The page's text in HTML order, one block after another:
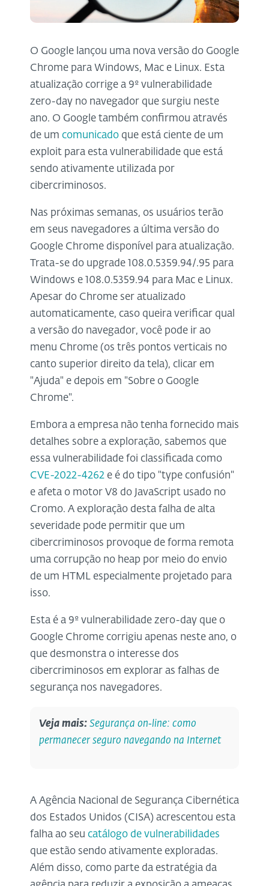
O Google lançou uma nova versão do Google
Chrome para Windows, Mac e Linux. Esta
atualização corrige a 9º vulnerabilidade
zero-day no navegador que surgiu neste
ano. O Google também confirmou através
de um comunicado que está ciente de um
exploit para esta vulnerabilidade que está
sendo ativamente utilizada por
cibercriminosos.
Nas próximas semanas, os usuários terão
em seus navegadores a última versão do
Google Chrome disponível para atualização.
Trata-se do upgrade 108.0.5359.94/.95 para
Windows e 108.0.5359.94 para Mac e Linux.
Apesar do Chrome ser atualizado
automaticamente, caso queira verificar qual
a versão do navegador, você pode ir ao
menu Chrome (os três pontos verticais no
canto superior direito da tela), clicar em
"Ajuda" e depois em "Sobre o Google
Chrome".
Embora a empresa não tenha fornecido mais
detalhes sobre a exploração, sabemos que
essa vulnerabilidade foi classificada como
CVE-2022-4262 e é do tipo "type confusión"
e afeta o motor V8 do JavaScript usado no
Cromo. A exploração desta falha de alta
severidade pode permitir que um
cibercriminosos provoque de forma remota
uma corrupção no heap por meio do envio
de um HTML especialmente projetado para
isso.
Esta é a 9º vulnerabilidade zero-day que o
Google Chrome corrigiu apenas neste ano, o
que desmonstra o interesse dos
cibercriminosos em explorar as falhas de
segurança nos navegadores.
Veja mais: Segurança on‑line: como
permanecer seguro navegando na Internet
A Agência Nacional de Segurança Cibernética
dos Estados Unidos (CISA) acrescentou esta
falha ao seu catálogo de vulnerabilidades
que estão sendo ativamente exploradas.
Além disso, como parte da estratégia da